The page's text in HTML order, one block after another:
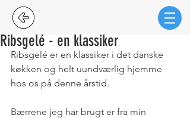
Ribsgelé - en klassiker
Ribsgelé er en klassiker i det danske
køkken og helt uundværlig hjemme
hos os på denne årstid.
Bærrene jeg har brugt er fra min